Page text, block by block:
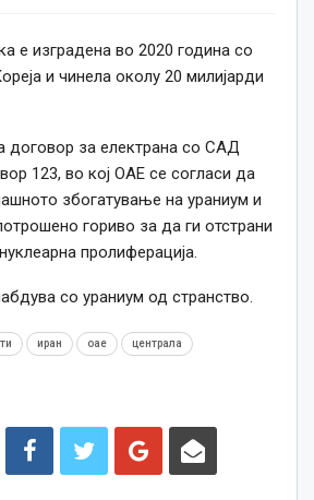
е изградена во 2020 година со
и чинела околу 20 милијарди
договор за електрана со САД
123, во кој ОАЕ се согласи да
збогатување на ураниум и
гориво за да ги отстрани
пролиферација.
со ураниум од странство.
иран оае централа